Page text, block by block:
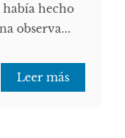
había hecho
observa...
Leer más